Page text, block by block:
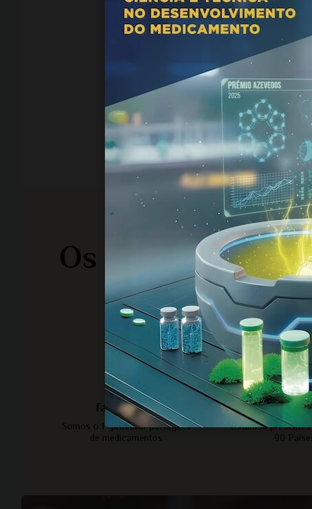
saúde em
Líder no
30
portuguesa
de cobertura
Os nossos
1º
fabricante
Somos o 1º produtor português
de medicamentos
Estamos
90